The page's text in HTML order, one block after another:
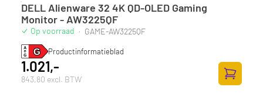
DELL Alienware 32 4K QD-OLED Gaming
Monitor - AW3225QF
Op voorraad · GAME-AW3225QF
Productinformatieblad
1.021,-
843,80 excl. BTW
Zum